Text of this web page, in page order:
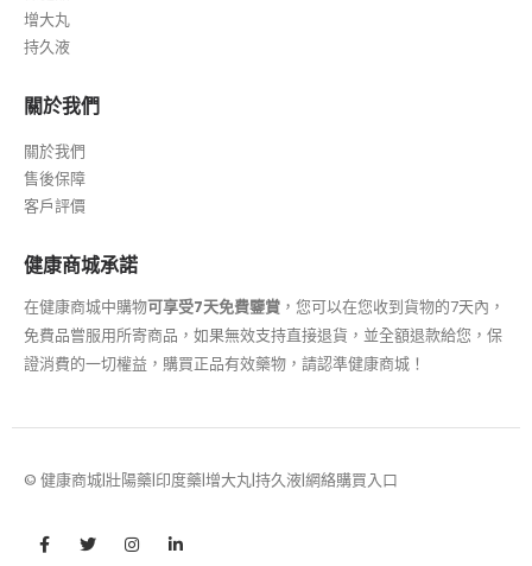
增大丸
持久液
關於我們
關於我們
售後保障
客戶評價
健康商城承諾
在健康商城中購物可享受7天免費鑒賞 ，您可以在您收到貨物的7天內，
免費品嘗服用所寄商品，如果無效支持直接退貨，並全額退款給您，保
證消費的一切權益，購買正品有效藥物，請認準健康商城！
© 健康商城|壯陽藥|印度藥|增大丸|持久液|網絡購買入口